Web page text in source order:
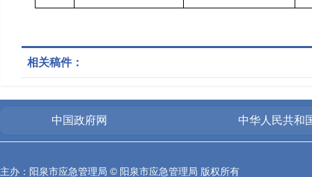
相关稿件：
中国政府网 中华人民共和
主办：阳泉市应急管理局 © 阳泉市应急管理局 版权所有